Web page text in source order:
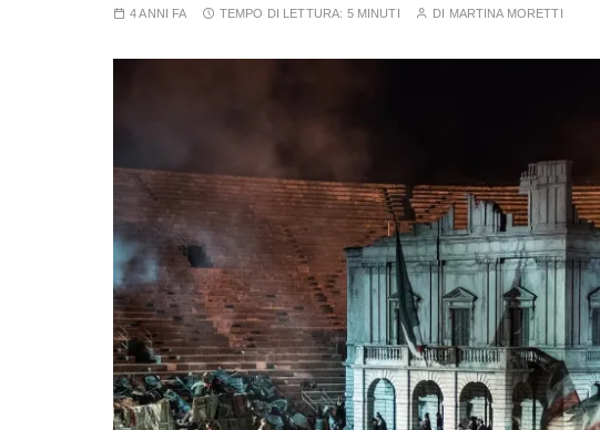
4 ANNI FA TEMPO DI LETTURA: 5 MINUTI DI MARTINA MORETTI